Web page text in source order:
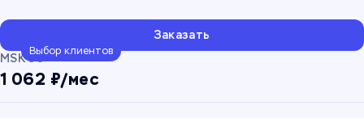
Заказать
Выбор клиентов
MSK 50
1 062 ₽/мес